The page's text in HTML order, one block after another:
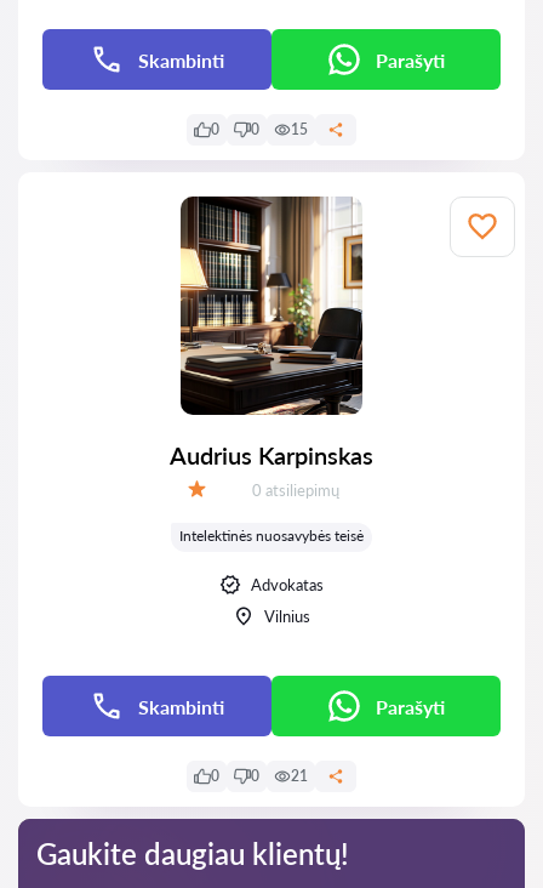
Skambinti Parašyti
0 0 15
Audrius Karpinskas
Atsiliepimų:
0 atsiliepimų
Intelektinės nuosavybės teisė
Advokatas
Vilnius
Skambinti Parašyti
0 0 21
Gaukite daugiau klientų!